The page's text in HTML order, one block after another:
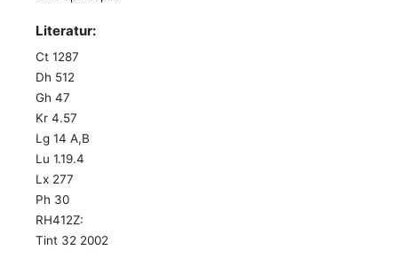
Literatur:
Ct 1287
Dh 512
Gh 47
Kr 4.57
Lg 14 A,B
Lu 1.19.4
Lx 277
Ph 30
RH412Z:
Tint 32 2002